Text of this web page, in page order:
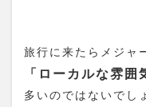
旅行に来たらメジャ
「ローカルな雰囲
多いのではないでし